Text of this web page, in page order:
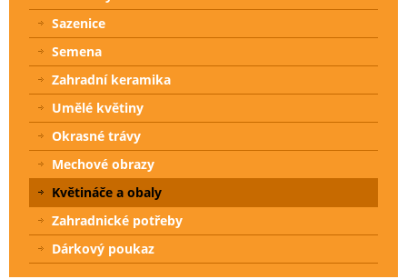
Sazenice
Semena
Zahradní keramika
Umělé květiny
Okrasné trávy
Mechové obrazy
Květináče a obaly
Zahradnické potřeby
Dárkový poukaz